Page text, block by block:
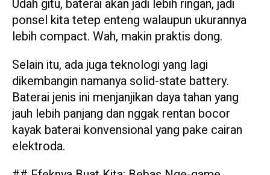
Udah gitu, baterai akan jadi lebih ringan, jadi
ponsel kita tetep enteng walaupun ukurannya
lebih compact. Wah, makin praktis dong.
Selain itu, ada juga teknologi yang lagi
dikembangin namanya solid-state battery.
Baterai jenis ini menjanjikan daya tahan yang
jauh lebih panjang dan nggak rentan bocor
kayak baterai konvensional yang pake cairan
elektroda.